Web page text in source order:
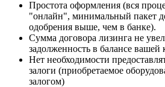
Простота оформления (вся
"онлайн", минимальный пакет
одобрения выше, чем в банке).
Сумма договора лизинга не
задолженность в балансе вашей
Нет необходимости
залоги (приобретаемое
залогом)